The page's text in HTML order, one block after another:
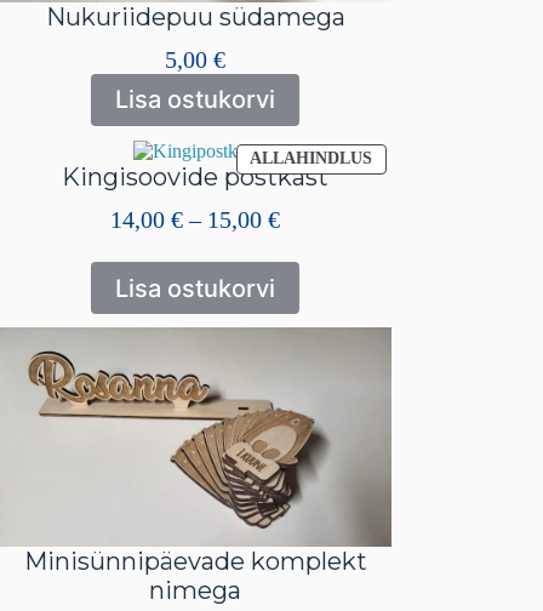
Nukuriidepuu südamega
5,00€
Lisa ostukorvi
ALLAHINDLUSSOODUSMÜÜGIS
TOODE
Kingisoovide postkast
14,00€ – 15,00€Hinnavahemik:
kuni
Lisa ostukorvi
Minisünnipäevade komplekt
nimega